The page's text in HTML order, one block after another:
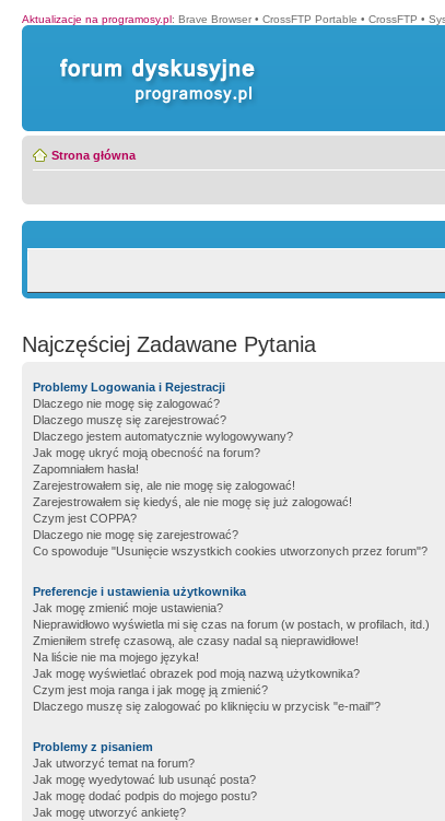
Aktualizacje na programosy.pl: Brave Browser • CrossFTP Portable • CrossFTP •
Strona główna
Najczęściej Zadawane Pytania
Problemy Logowania i Rejestracji
Dlaczego nie mogę się zalogować?
Dlaczego muszę się zarejestrować?
Dlaczego jestem automatycznie wylogowywany?
Jak mogę ukryć moją obecność na forum?
Zapomniałem hasła!
Zarejestrowałem się, ale nie mogę się zalogować!
Zarejestrowałem się kiedyś, ale nie mogę się już zalogować!
Czym jest COPPA?
Dlaczego nie mogę się zarejestrować?
Co spowoduje "Usunięcie wszystkich cookies utworzonych przez forum"?
Preferencje i ustawienia użytkownika
Jak mogę zmienić moje ustawienia?
Nieprawidłowo wyświetla mi się czas na forum (w postach, w profilach, itd.)
Zmieniłem strefę czasową, ale czasy nadal są nieprawidłowe!
Na liście nie ma mojego języka!
Jak mogę wyświetlać obrazek pod moją nazwą użytkownika?
Czym jest moja ranga i jak mogę ją zmienić?
Dlaczego muszę się zalogować po kliknięciu w przycisk "e-mail"?
Problemy z pisaniem
Jak utworzyć temat na forum?
Jak mogę wyedytować lub usunąć posta?
Jak mogę dodać podpis do mojego postu?
Jak mogę utworzyć ankietę?